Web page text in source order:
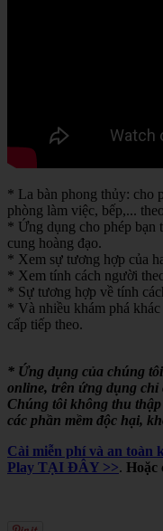
* La bàn phong thủy: cho
phòng làm việc, bếp,...
* Ứng dụng cho phép bạn
cung hoàng đạo.
* Xem sự tương hợp của
* Xem tính cách người
* Sự tương hợp về tính
* Và nhiều khám phá
cấp tiếp theo.
* Ứng dụng của chúng
online, trên ứng dụng chỉ
Chúng tôi không thu
các phần mềm độc hại,
Cài miễn phí và an toàn
Play TẠI ĐÂY >>. Hoặc